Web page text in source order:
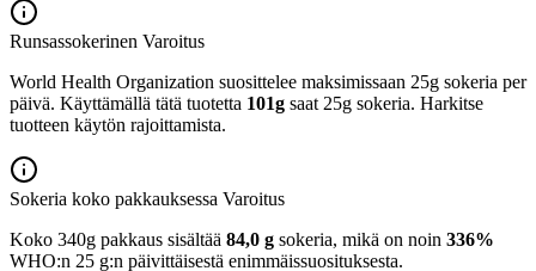
Runsassokerinen Varoitus
World Health Organization suosittelee maksimissaan 25g sokeria per
päivä. Käyttämällä tätä tuotetta 101g saat 25g sokeria. Harkitse
tuotteen käytön rajoittamista.
Sokeria koko pakkauksessa Varoitus
Koko 340g pakkaus sisältää 84,0 g sokeria, mikä on noin 336%
WHO:n 25 g:n päivittäisestä enimmäissuosituksesta.